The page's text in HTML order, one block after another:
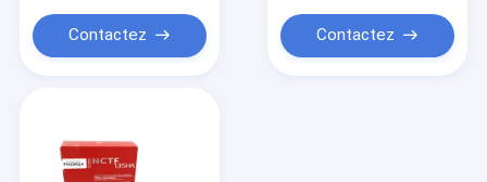
Demandez une citation
Remplisseur cutané d'acide hyaluronique
Contactez Contactez